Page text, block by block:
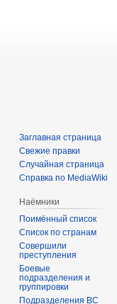
Заглавная страница
Свежие правки
Случайная страница
Справка по MediaWiki
Наёмники
Поимённый список
Список по странам
Совершили
преступления
Боевые
подразделения и
группировки
Подразделения ВС